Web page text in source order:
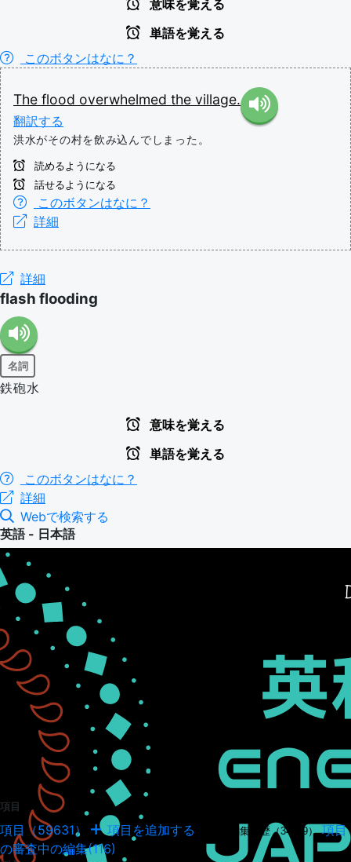
意味を覚える
単語を覚える
このボタンはなに？
The flood overwhelmed the village.
翻訳する
洪水がその村を飲み込んでしまった。
読めるようになる
話せるようになる
このボタンはなに？
詳細
詳細
flash flooding
名詞
鉄砲水
意味を覚える
単語を覚える
このボタンはなに？
詳細
Webで検索する
英語 - 日本語
項目
項目（59631） 項目を追加する 項目の編集履歴（34949） 項目
の審査中の編集(116)